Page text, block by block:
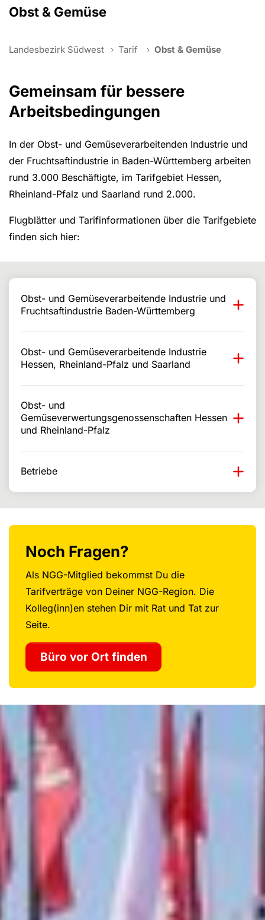
Obst & Gemüse
Landesbezirk Südwest Tarif Obst & Gemüse
Gemeinsam für bessere
Arbeitsbedingungen
In der Obst- und Gemüseverarbeitenden Industrie und
der Fruchtsaftindustrie in Baden-Württemberg arbeiten
rund 3.000 Beschäftigte, im Tarifgebiet Hessen,
Rheinland-Pfalz und Saarland rund 2.000.
Flugblätter und Tarifinformationen über die Tarifgebiete
finden sich hier:
Obst- und Gemüseverarbeitende Industrie und
Fruchtsaftindustrie Baden-Württemberg
Obst- und Gemüseverarbeitende Industrie
Hessen, Rheinland-Pfalz und Saarland
Obst- und
Gemüseverwertungsgenossenschaften Hessen
und Rheinland-Pfalz
Betriebe
Noch Fragen?
Als NGG-Mitglied bekommst Du die
Tarifverträge von Deiner NGG-Region. Die
Kolleg(inn)en stehen Dir mit Rat und Tat zur
Seite.
Büro vor Ort finden